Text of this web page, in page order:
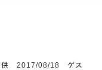
供 2017/08/18 ゲス